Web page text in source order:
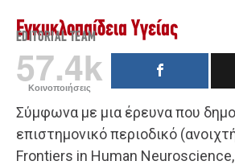
Εγκυκλοπαίδεια Υγείας
EDITORIAL TEAM
57.4k
Κοινοποιήσεις
Σύμφωνα με μια έρευνα που
επιστημονικό περιοδικό
Frontiers in Human